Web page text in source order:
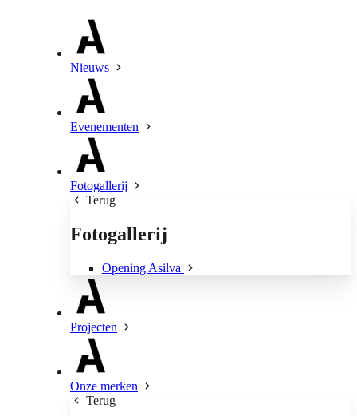
Nieuws
Evenementen
Fotogallerij
Terug
Fotogallerij
Opening Asilva
Projecten
Onze merken
Terug